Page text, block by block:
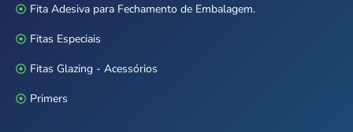
Fita Adesiva para Fechamento de Embalagem.
Fitas Especiais
Fitas Glazing - Acessórios
Primers